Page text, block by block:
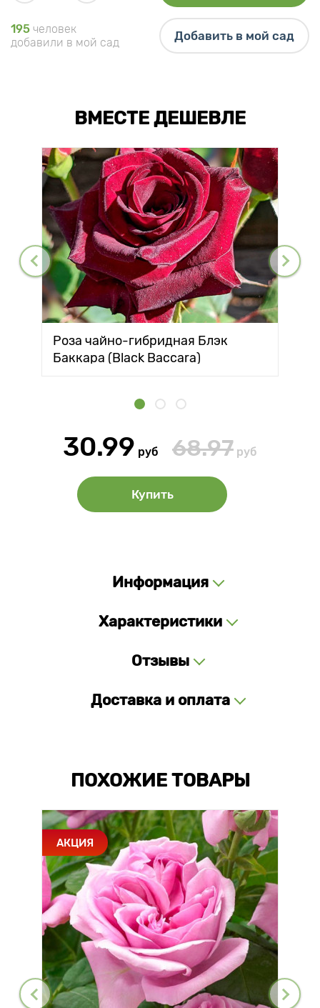
195 человек
добавили в мой сад
Добавить в мой сад
ВМЕСТЕ ДЕШЕВЛЕ
Роза чайно-гибридная Блэк
Баккара (Black Baccara)
30.99 руб 68.97 руб
Купить
Информация
Характеристики
Отзывы
Доставка и оплата
ПОХОЖИЕ ТОВАРЫ
АКЦИЯ